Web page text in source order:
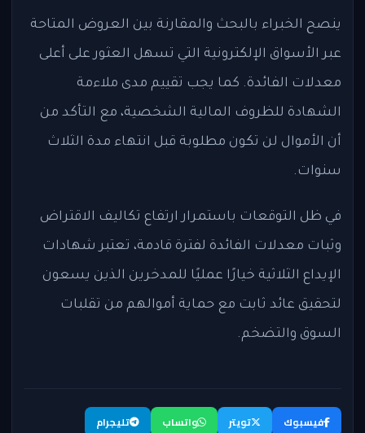
ينصح الخبراء بالبحث والمقارنة بين العروض المتاحة
عبر الأسواق الإلكترونية التي تسهل العثور على أعلى
معدلات الفائدة. كما يجب تقييم مدى ملاءمة
الشهادة للظروف المالية الشخصية، مع التأكد من
أن الأموال لن تكون مطلوبة قبل انتهاء مدة الثلاث
سنوات.
في ظل التوقعات باستمرار ارتفاع تكاليف الاقتراض
وثبات معدلات الفائدة لفترة قادمة، تعتبر شهادات
الإيداع الثلاثية خيارًا عمليًا للمدخرين الذين يسعون
لتحقيق عائد ثابت مع حماية أموالهم من تقلبات
السوق والتضخم.
فيسبوك تويتر واتساب
تليجرام